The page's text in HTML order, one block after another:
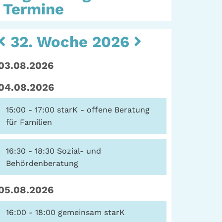
Hein-Köllisch-Platz 11
Fax: (040) 410 98 87
57
stpauli.de
Spenden: Investieren
Sie in die GWA!
Datenschutz
Termine
32. Woche 2026
15:00 - 17:00 starK - offene Beratung
für Familien
16:30 - 18:30 Sozial- und
Behördenberatung
16:00 - 18:00 gemeinsam starK